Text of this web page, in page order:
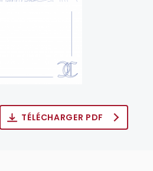
TÉLÉCHARGER PDF